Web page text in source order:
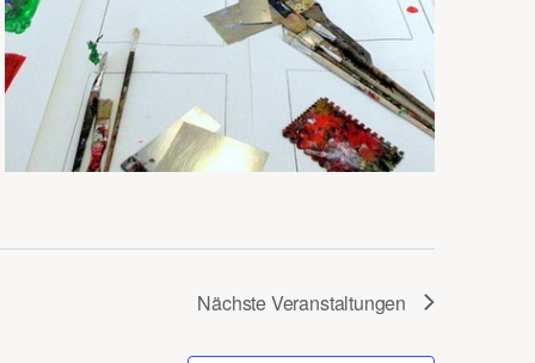
NächsteVeranstaltungen